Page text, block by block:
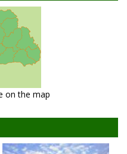
on the map